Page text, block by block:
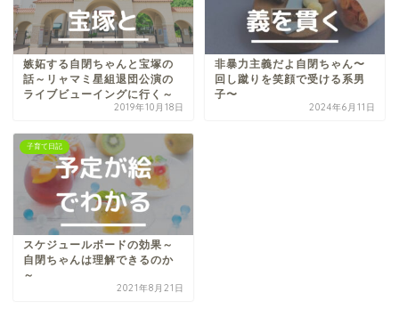
嫉妬する自閉ちゃんと宝塚の
話～リャマミ星組退団公演の
ライブビューイングに行く～
2019年10月18日
非暴力主義だよ自閉ちゃん〜
回し蹴りを笑顔で受ける系男
子〜
2024年6月11日
子育て日記
スケジュールボードの効果～
自閉ちゃんは理解できるのか
～
2021年8月21日